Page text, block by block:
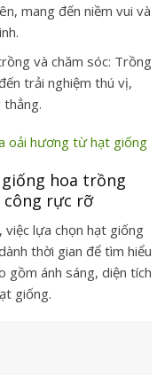
mang đến niềm vui và
và chăm sóc: Trồng
trải nghiệm thú vị,
oải hương từ hạt giống
hoa trồng
công rực rỡ
lựa chọn hạt giống
thời gian để tìm hiểu
gồm ánh sáng, diện tích
giống.